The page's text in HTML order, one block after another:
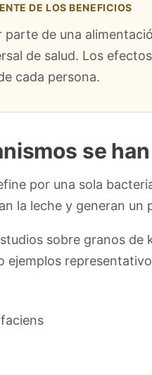
DE LOS BENEFICIOS
parte de una
de salud. Los
cada persona.
se
por una sola
la leche y generan
sobre granos
ejemplos